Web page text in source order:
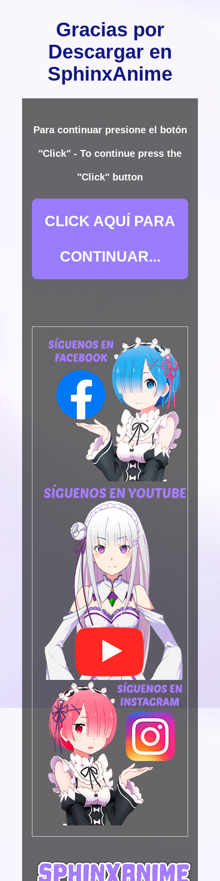
Gracias por
Descargar en
SphinxAnime
Para continuar presione el botón
"Click" - To continue press the
"Click" button
CLICK AQUÍ PARA
CONTINUAR...